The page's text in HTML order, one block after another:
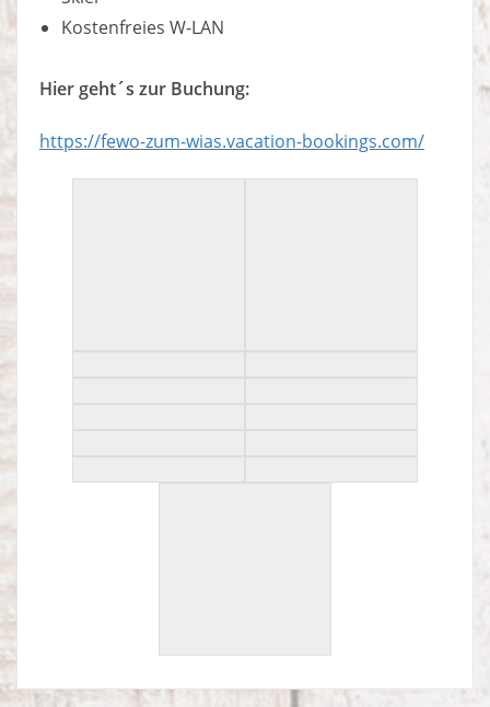
Kostenfreies W-LAN
Hier geht´s zur Buchung:
https://fewo-zum-wias.vacation-bookings.com/
Alpspitze